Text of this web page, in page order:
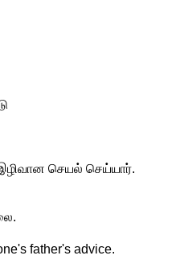
செயல் செய்யார்.
father's advice.